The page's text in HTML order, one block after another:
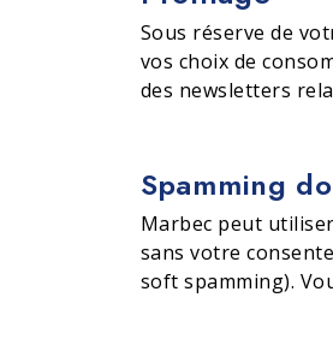
Sous réserve de
vos choix de
des newsletters
Spamming
Marbec peut
sans votre
soft spamming).